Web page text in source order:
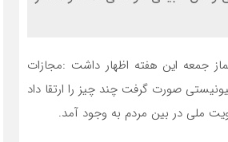
جمعه این هفته اظهار داشت :مجازات
صورت گرفت چند چیز را ارتقا داد
ملی در بین مردم به وجود آمد‌.